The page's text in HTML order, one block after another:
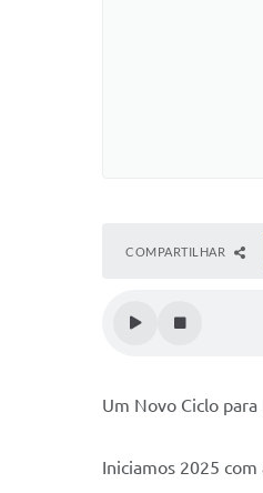
COMPARTILHAR
Um Novo Ciclo para
Iniciamos 2025